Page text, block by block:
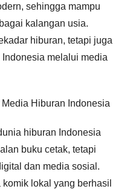
sehingga mampu
kalangan usia.
hiburan, tetapi juga
melalui media
Hiburan Indonesia
hiburan Indonesia
buku cetak, tetapi
dan media sosial.
lokal yang berhasil